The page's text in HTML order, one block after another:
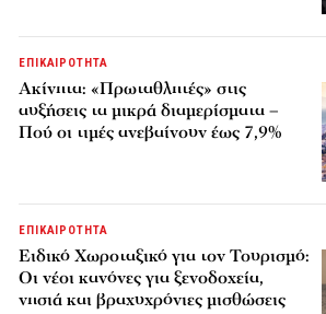
ΕΠΙΚΑΙΡΟΤΗΤΑ
Ακίνητα: «Πρωταθλητές» στις
αυξήσεις τα μικρά διαμερίσματα –
Πού οι τιμές ανεβαίνουν έως 7,9%
ΕΠΙΚΑΙΡΟΤΗΤΑ
Ειδικό Χωροταξικό για τον Τουρισμό:
Οι νέοι κανόνες για ξενοδοχεία,
νησιά και βραχυχρόνιες μισθώσεις